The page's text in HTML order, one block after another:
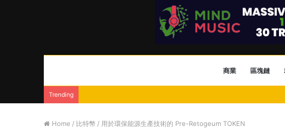
商業 區塊鏈
Trending
Home / 比特幣 / 用於環保能源生產技術的 Pre-Retogeum TOKEN